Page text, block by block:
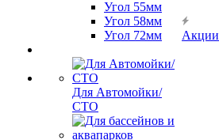
Угол 55мм
Угол 58мм
Угол 72мм
Для Автомойки/
СТО
Акции